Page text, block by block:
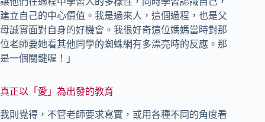
建立自己的中心價值。我是過來人，這個過程，也是父
母誠實面對自身的好機會。我很好奇這位媽媽當時對那
位老師要她看其他同學的蜘蛛網有多漂亮時的反應。那
是一個關鍵喔！」
真正以「愛」為出發的教育
我則覺得，不管老師要求寫實，或用各種不同的角度看